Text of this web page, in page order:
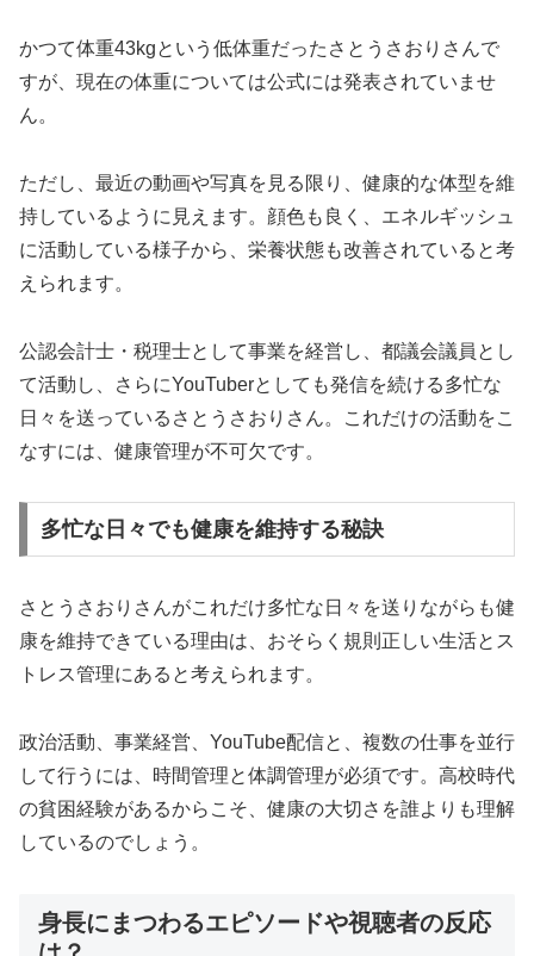
かつて体重43kgという低体重だったさとうさおりさんで
すが、現在の体重については公式には発表されていませ
ん。
ただし、最近の動画や写真を見る限り、健康的な体型を維
持しているように見えます。顔色も良く、エネルギッシュ
に活動している様子から、栄養状態も改善されていると考
えられます。
公認会計士・税理士として事業を経営し、都議会議員とし
て活動し、さらにYouTuberとしても発信を続ける多忙な
日々を送っているさとうさおりさん。これだけの活動をこ
なすには、健康管理が不可欠です。
多忙な日々でも健康を維持する秘訣
さとうさおりさんがこれだけ多忙な日々を送りながらも健
康を維持できている理由は、おそらく規則正しい生活とス
トレス管理にあると考えられます。
政治活動、事業経営、YouTube配信と、複数の仕事を並行
して行うには、時間管理と体調管理が必須です。高校時代
の貧困経験があるからこそ、健康の大切さを誰よりも理解
しているのでしょう。
身長にまつわるエピソードや視聴者の反応